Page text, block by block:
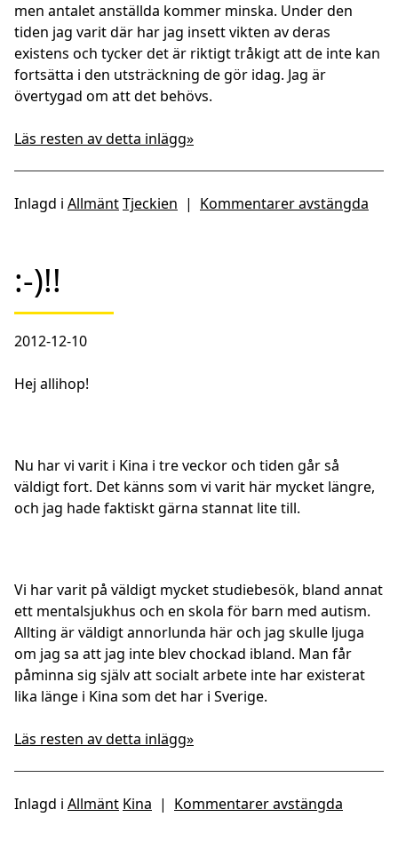
men antalet anställda kommer minska. Under den
tiden jag varit där har jag insett vikten av deras
existens och tycker det är riktigt tråkigt att de inte kan
fortsätta i den utsträckning de gör idag. Jag är
övertygad om att det behövs.
Läs resten av detta inlägg»
Inlagd i AllmäntTjeckien | Kommentarer avstängda
:-)!!
2012-12-10
Hej allihop!
Nu har vi varit i Kina i tre veckor och tiden går så
väldigt fort. Det känns som vi varit här mycket längre,
och jag hade faktiskt gärna stannat lite till.
Vi har varit på väldigt mycket studiebesök, bland annat
ett mentalsjukhus och en skola för barn med autism.
Allting är väldigt annorlunda här och jag skulle ljuga
om jag sa att jag inte blev chockad ibland. Man får
påminna sig själv att socialt arbete inte har existerat
lika länge i Kina som det har i Sverige.
Läs resten av detta inlägg»
Inlagd i Allmänt Kina | Kommentarer avstängda